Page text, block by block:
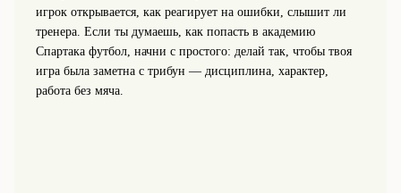
игрок открывается, как реагирует на ошибки, слышит ли
тренера. Если ты думаешь, как попасть в академию
Спартака футбол, начни с простого: делай так, чтобы твоя
игра была заметна с трибун — дисциплина, характер,
работа без мяча.